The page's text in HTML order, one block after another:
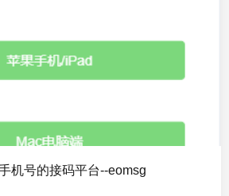
机号的接码平台--eomsg